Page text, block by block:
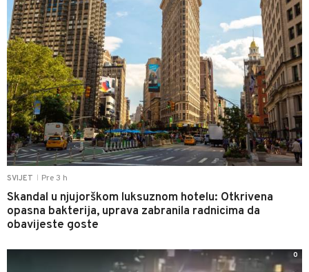
SVIJET Pre 3 h
Skandal u njujorškom luksuznom hotelu: Otkrivena
opasna bakterija, uprava zabranila radnicima da
obavijeste goste
0